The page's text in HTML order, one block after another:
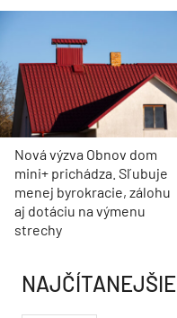
Nová výzva Obnov dom
mini+ prichádza. Sľubuje
menej byrokracie, zálohu
aj dotáciu na výmenu
strechy
NAJČÍTANEJŠIE